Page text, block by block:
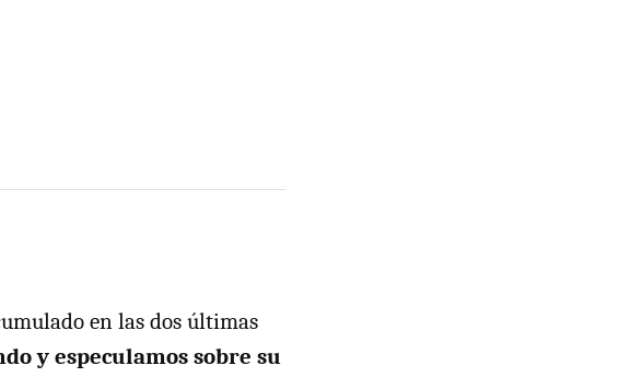
en las dos últimas
y especulamos sobre su